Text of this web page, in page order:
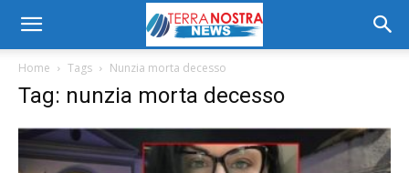
Home Tags Nunzia morta decesso
Tag: nunzia morta decesso